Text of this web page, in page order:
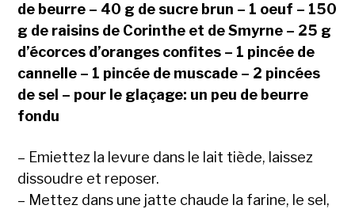
de beurre – 40 g de sucre brun – 1 oeuf – 150
g de raisins de Corinthe et de Smyrne – 25 g
d’écorces d’oranges confites – 1 pincée de
cannelle – 1 pincée de muscade – 2 pincées
de sel – pour le glaçage: un peu de beurre
fondu
– Emiettez la levure dans le lait tiède, laissez
dissoudre et reposer.
– Mettez dans une jatte chaude la farine, le sel,